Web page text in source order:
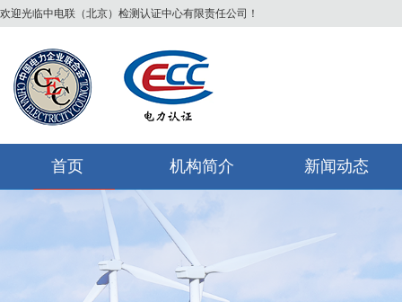
欢迎光临中电联（北京）检测认证中心有限责任公司！
首页 机构简介 新闻动态